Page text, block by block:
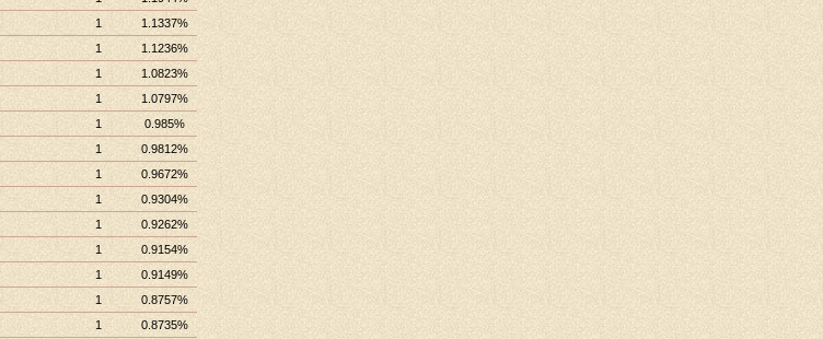
1
1.1337%
1
1.1236%
1
1.0823%
1
1.0797%
1
0.985%
1
0.9812%
1
0.9672%
1
0.9304%
1
0.9262%
1
0.9154%
1
0.9149%
1
0.8757%
1
0.8735%